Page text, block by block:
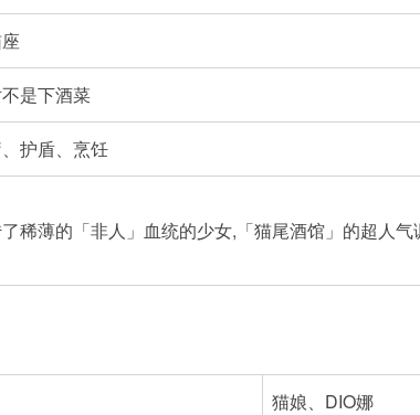
是下酒菜
护盾、烹饪
稀薄的「非人」血统的少女,「猫尾酒馆」的超人
猫娘、 DIO娜